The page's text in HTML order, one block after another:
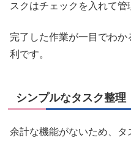
スクはチェックを入れて管
完了した作業が一目でわ
利です。
シンプルなタスク整理
余計な機能がないため、タ